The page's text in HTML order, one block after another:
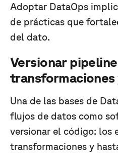
Adoptar DataOps
de prácticas que
del dato.
Versionar
transformaciones
Una de las bases de
flujos de datos como
versionar el código: los
transformaciones y